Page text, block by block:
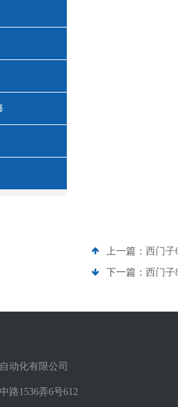
上一篇： 西门子
下一篇： 西门子
动化有限公司
路1536弄6号612